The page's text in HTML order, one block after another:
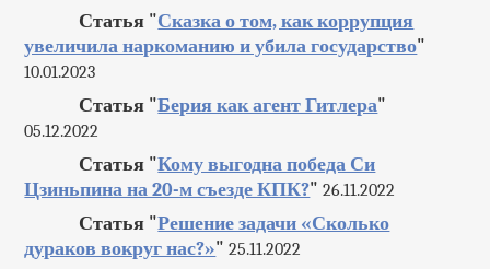
Статья "Сказка о том, как коррупция
увеличила наркоманию и убила государство"
10.01.2023
Статья "Берия как агент Гитлера"
05.12.2022
Статья "Кому выгодна победа Си
Цзиньпина на 20-м съезде КПК?" 26.11.2022
Статья "Решение задачи «Сколько
дураков вокруг нас?»" 25.11.2022